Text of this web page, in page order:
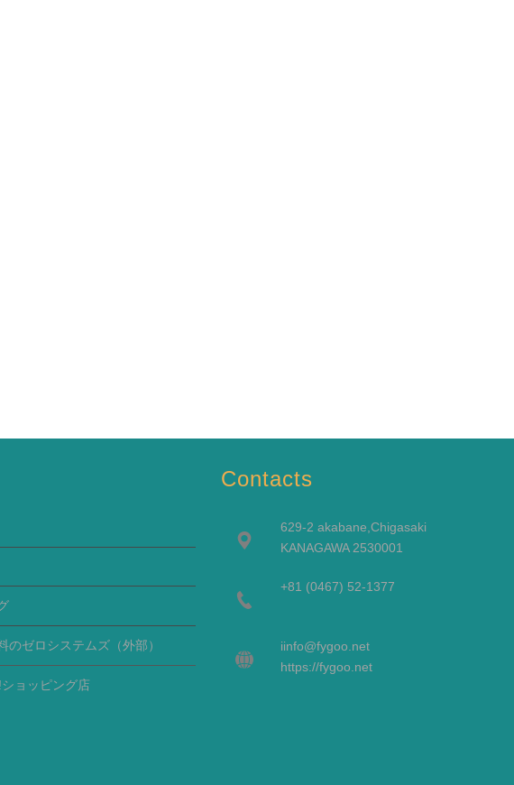
のゼロシステムズ（外部）
ョッピング店
Contacts
629-2 akabane,Chigasaki
KANAGAWA 2530001
+81 (0467) 52-1377
iinfo@fygoo.net
https://fygoo.net